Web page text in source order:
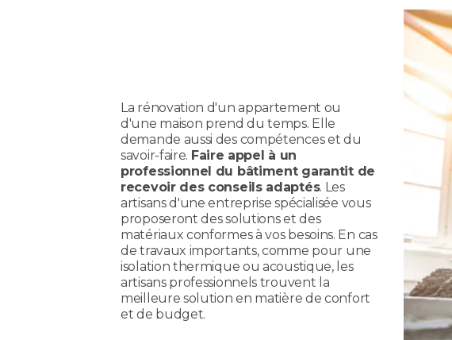
La rénovation d'un appartement ou
d'une maison prend du temps. Elle
demande aussi des compétences et du
savoir-faire. Faire appel à un
professionnel du bâtiment garantit de
recevoir des conseils adaptés. Les
artisans d'une entreprise spécialisée vous
proposeront des solutions et des
matériaux conformes à vos besoins. En cas
de travaux importants, comme pour une
isolation thermique ou acoustique, les
artisans professionnels trouvent la
meilleure solution en matière de confort
et de budget.